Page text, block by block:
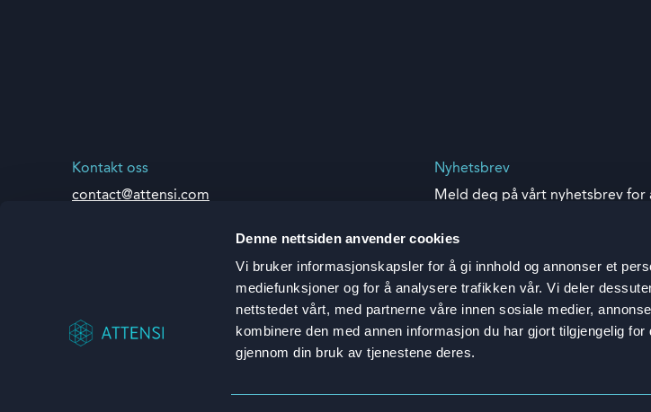
Denne nettsiden anvender cookies
Vi bruker informasjonskapsler for å gi innhold og annonser et
mediefunksjoner og for å analysere trafikken vår. Vi deler
nettstedet vårt, med partnerne våre innen sosiale medier,
kombinere den med annen informasjon du har gjort tilgjengelig
gjennom din bruk av tjenestene deres.
Kontakt oss
contact@attensi.com
Nyhetsbrev
Meld deg på vårt nyhetsbrev for
Abonner nå
BrukervilkårÅpenhetslovenTredjeparts AI FAQInformasjonskapsler